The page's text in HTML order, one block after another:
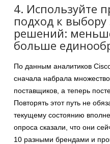
4. Используйте
подход к
решений:
больше
По данным аналитиков
сначала набрала
поставщиков, а теперь
Повторять этот путь не
текущему состоянию
опроса сказали, что они
10 разными брендами и